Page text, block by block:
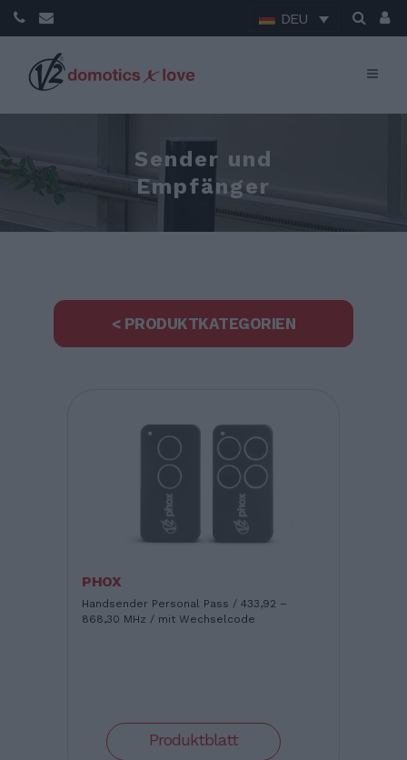
DEU
Sender und
Empfänger
< PRODUKTKATEGORIEN
PHOX
Handsender Personal Pass / 433,92 –
868,30 MHz / mit Wechselcode
Produktblatt